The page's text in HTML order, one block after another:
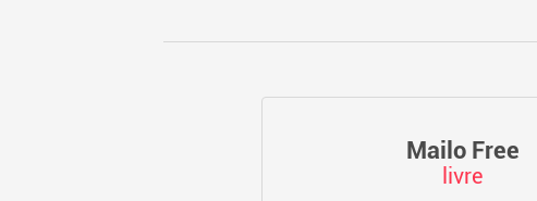
Mailo Free
livre